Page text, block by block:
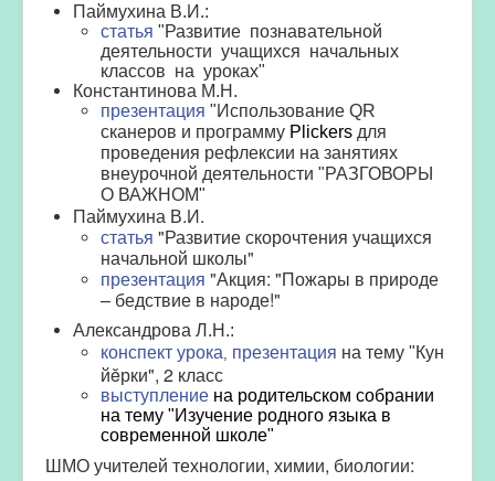
Паймухина В.И.:
статья "Развитие познавательной
деятельности учащихся начальных
классов на уроках"
Константинова М.Н.
презентация "Использование QR
сканеров и программу Plickers для
проведения рефлексии на занятиях
внеурочной деятельности "РАЗГОВОРЫ
О ВАЖНОМ"
Паймухина В.И.
статья "Развитие скорочтения учащихся
начальной школы"
презентация "Акция: "Пожары в природе
– бедствие в народе!"
Александрова Л.Н.:
конспект урока презентация на тему "Кун
йĕрки", 2 класс
выступление на родительском собрании
на тему "Изучение родного языка в
современной школе"
ШМО учителей технологии, химии, биологии: